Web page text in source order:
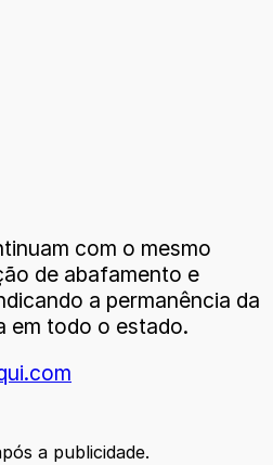
com o mesmo
de abafamento e
a permanência da
em todo o estado.
a publicidade.